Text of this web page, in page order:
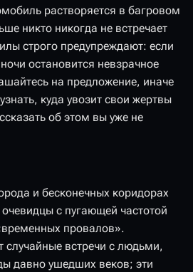
растворяется в багровом
никто никогда не встречает
строго предупреждают: если
остановится невзрачное
на предложение, иначе
куда увозит свои жертвы
об этом вы уже не
и бесконечных коридорах
с пугающей частотой
провалов».
случайные встречи с людьми,
давно ушедших веков; эти